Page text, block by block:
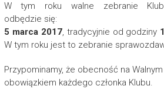
W tym roku walne zebranie
odbędzie się:
5 marca 2017, tradycyjnie od godziny
W tym roku jest to zebranie
Przypominamy, że obecność na
obowiązkiem każdego członka Klubu.